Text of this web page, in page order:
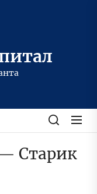
Старик